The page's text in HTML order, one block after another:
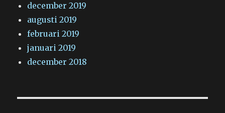
december 2019
augusti 2019
februari 2019
januari 2019
december 2018